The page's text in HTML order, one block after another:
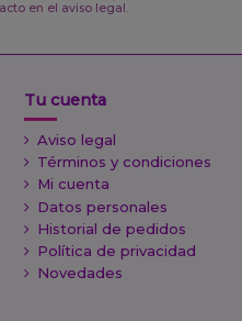
en el aviso legal.
Tu cuenta
Aviso legal
Términos y condiciones
Mi cuenta
Datos personales
Historial de pedidos
Política de privacidad
Novedades